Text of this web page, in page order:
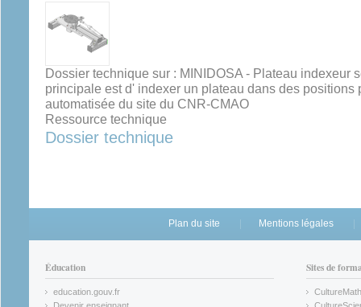
Dossier technique sur : MINIDOSA - Plateau indexeur
principale est d' indexer un plateau dans des
automatisée du site du CNR-CMAO
Ressource technique
Dossier technique
Plan du site Mentions légales
Éducation
education.gouv.fr
Sites de
CultureMath